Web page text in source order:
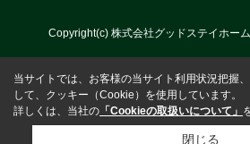
Copyright(c) 株式会社グッドステイホー
当サイトでは、お客様の当サイト利用状況把握
して、クッキー（Cookie）を使用しています。
詳しくは、当社の 「Cookieの取扱いについて」
閉じる